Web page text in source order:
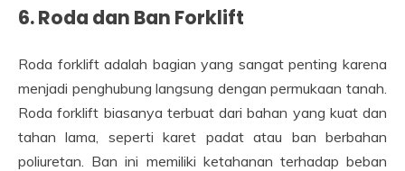
6.Roda dan Ban Forklift
Roda forklift adalah bagian yang sangat penting karena
menjadi penghubung langsung dengan permukaan tanah.
Roda forklift biasanya terbuat dari bahan yang kuat dan
tahan lama, seperti karet padat atau ban berbahan
poliuretan. Ban ini memiliki ketahanan terhadap beban